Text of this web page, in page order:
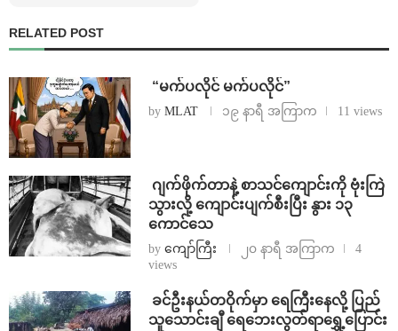
RELATED POST
⁨ ⁨“မက်ပလိုင် မက်ပလိုင်”
by MLAT ၁၉ နာရီ အကြာက 11 views
⁨⁩ ⁨ဂျက်ဖိုက်တာနဲ့ စာသင်ကျောင်းကို ဗုံးကြဲ
သွားလို့ ကျောင်းပျက်စီးပြီး နွား ၁၃
ကောင်သေ
by ကျော်ကြီး ၂၀ နာရီ အကြာက
4
views
⁩ ⁨ခင်ဦးနယ်တဝိုက်မှာ ရေကြီးနေလို့ ပြည်
သူသောင်းချီ ရေဘေးလွတ်ရာရွှေ့ပြောင်း